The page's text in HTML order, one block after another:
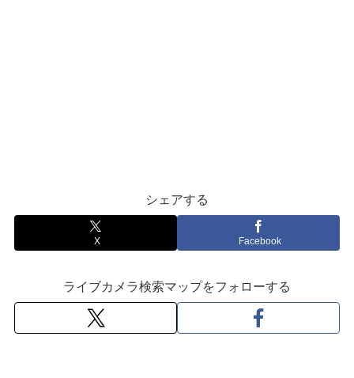
シェアする
X Facebook
ライブカメラ検索マップをフォローする